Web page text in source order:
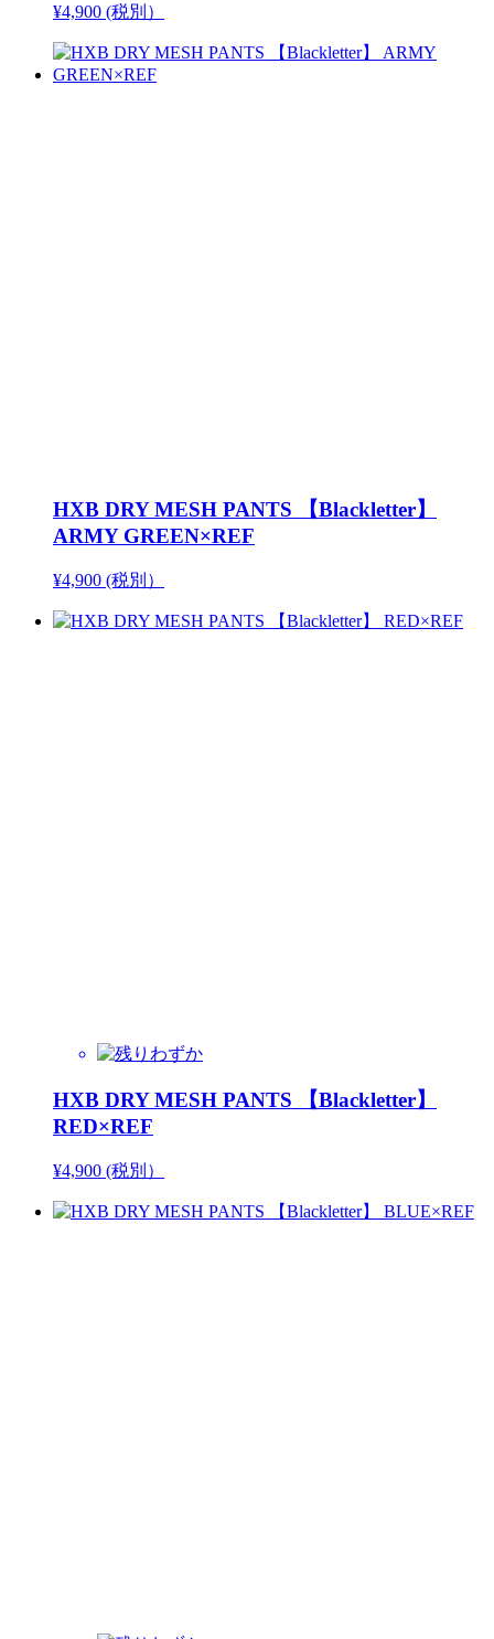
¥4,900 (税別）
HXB DRY MESH PANTS 【Blackletter】
ARMY GREEN×REF
¥4,900 (税別）
HXB DRY MESH PANTS 【Blackletter】
RED×REF
¥4,900 (税別）